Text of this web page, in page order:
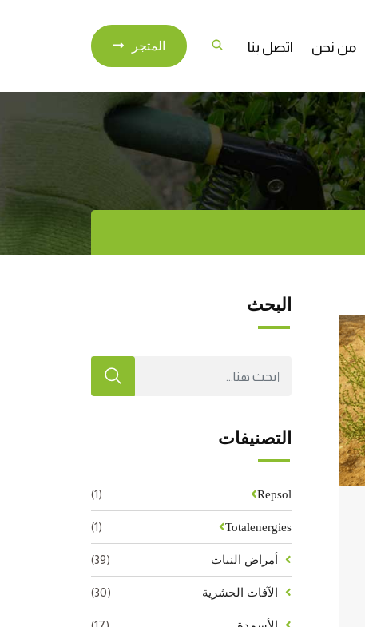
من نحن اتصل بنا المتجر
البحث
التصنيفات
Repsol
(1)
Totalenergies
(1)
أمراض النبات (39)
الآفات الحشرية (30)